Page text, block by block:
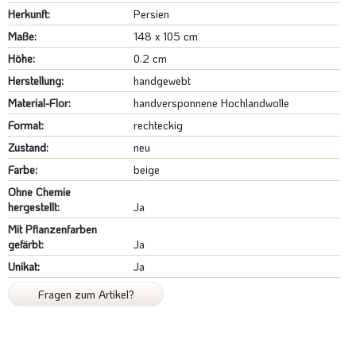
Herkunft:
Persien
Maße:
148 x 105 cm
Höhe:
0.2 cm
Herstellung:
handgewebt
Material-Flor:
handversponnene Hochlandwolle
Format:
rechteckig
Zustand:
neu
Farbe:
beige
Ohne Chemie
hergestellt:
Ja
Mit Pflanzenfarben
gefärbt:
Ja
Unikat:
Ja
Fragen zum Artikel?